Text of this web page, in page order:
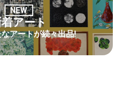
NEW
アート
アートが続々出品!